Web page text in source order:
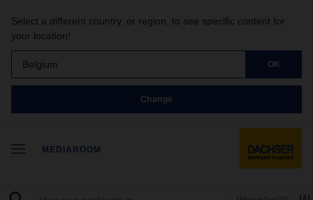
Select a different country, or region, to see specific content for
your location!
Belgium OK
Change
MEDIAROOM